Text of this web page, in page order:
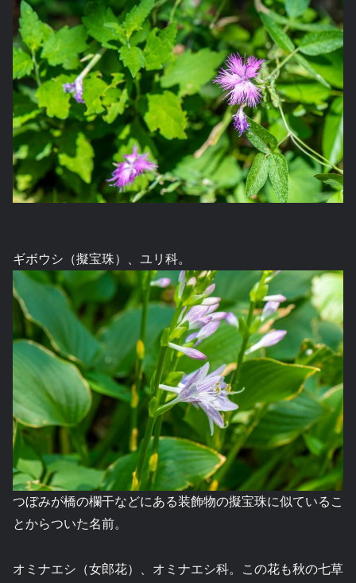
ギボウシ（擬宝珠）、ユリ科。
つぼみが橋の欄干などにある装飾物の擬宝珠に似ているこ
とからついた名前。
オミナエシ（女郎花）、オミナエシ科。この花も秋の七草